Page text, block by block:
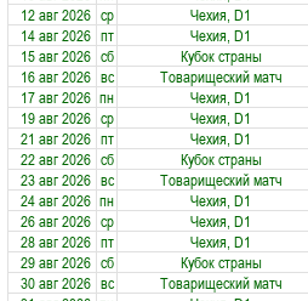
12 авг 2026 ср Чехия, D1
14 авг 2026 пт Чехия, D1
15 авг 2026 сб Кубок страны
16 авг 2026 вс Товарищеский матч
17 авг 2026 пн Чехия, D1
19 авг 2026 ср Чехия, D1
21 авг 2026 пт Чехия, D1
22 авг 2026 сб Кубок страны
23 авг 2026 вс Товарищеский матч
24 авг 2026 пн Чехия, D1
26 авг 2026 ср Чехия, D1
28 авг 2026 пт Чехия, D1
29 авг 2026 сб Кубок страны
30 авг 2026 вс Товарищеский матч